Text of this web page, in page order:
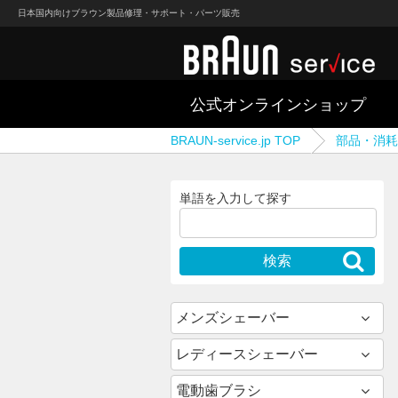
日本国内向けブラウン製品修理・サポート・パーツ販売
公式オンラインショップ
BRAUN-service.jp TOP 部品・消
単語を入力して探す
メンズシェーバー
レディースシェーバー
電動歯ブラシ